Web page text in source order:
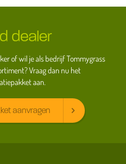
dealer
of wil je als bedrijf Tommygrass
Vraag dan nu het
aan.
aanvragen